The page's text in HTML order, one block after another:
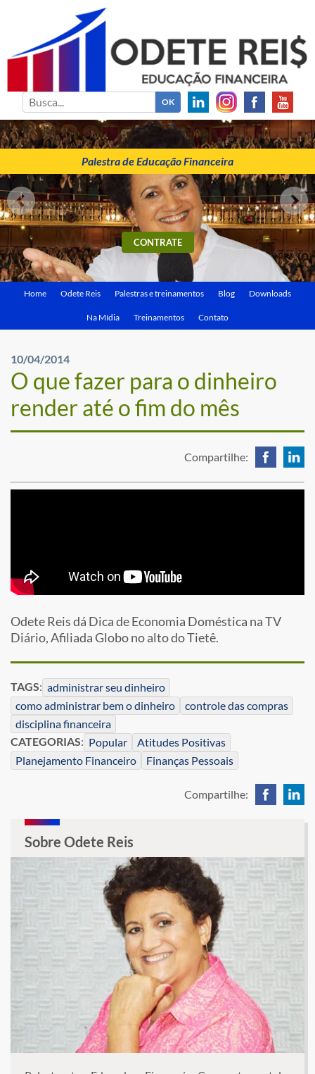
ODETE REIS
Palestrante de Educação Financeira
Palestra de Educação Financeira
CONTRATE
Home Odete Reis Palestras e treinamentos Blog Downloads
Na Mídia Treinamentos Contato
10/04/2014
O que fazer para o dinheiro
render até o fim do mês
Compartilhe:
Odete Reis dá Dica de Economia Doméstica na TV
Diário, Afiliada Globo no alto do Tietê.
TAGS: administrar seu dinheiro
como administrar bem o dinheiro
controle das compras
disciplina financeira
CATEGORIAS: Popular
Atitudes Positivas
Planejamento Financeiro
Finanças Pessoais
Compartilhe:
Sobre Odete Reis